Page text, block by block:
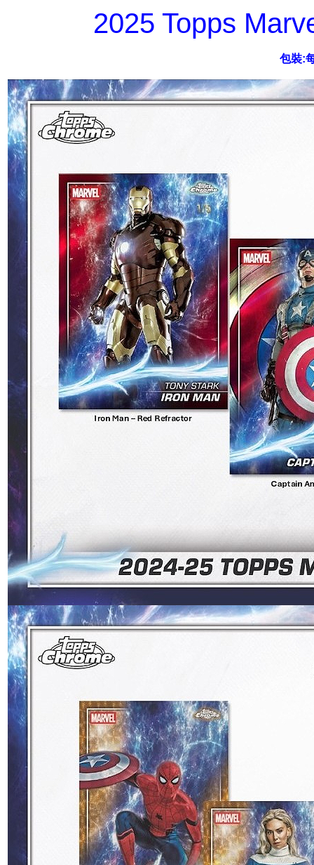
2025 Topps
包裝: